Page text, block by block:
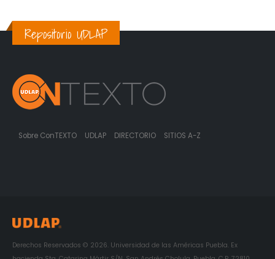
Repositorio UDLAP
Sobre ConTEXTO UDLAP DIRECTORIO SITIOS A-Z
Derechos Reservados © 2026. Universidad de las Américas Puebla. Ex